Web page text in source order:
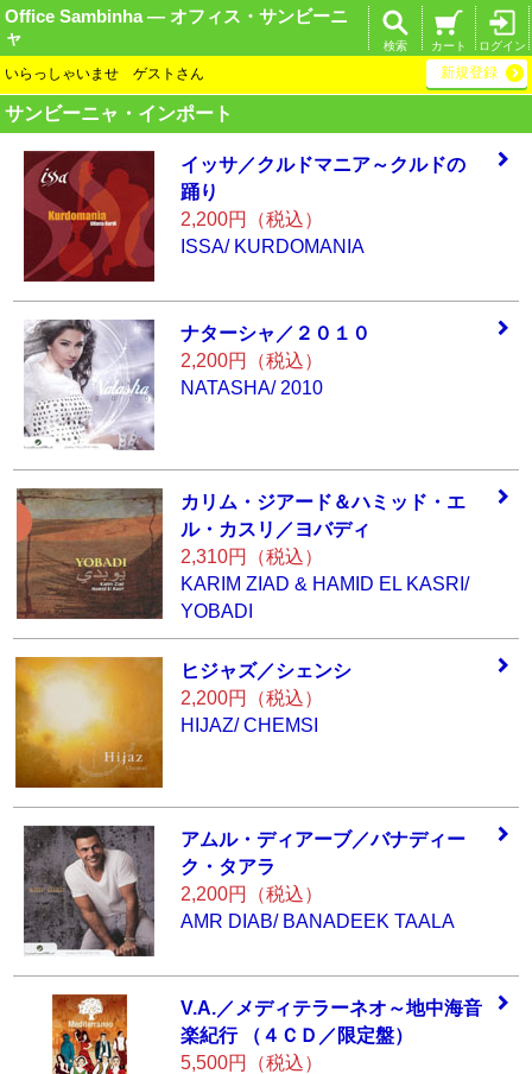
Office Sambinha ― オフィス・サンビーニ
ャ
ログイン
カート
検索
いらっしゃいませ ゲストさん 新規登録
サンビーニャ・インポート
イッサ／クルドマニア～クルドの
踊り
2,200円（税込）
ISSA/ KURDOMANIA
ナターシャ／２０ １０
2,200円（税込）
NATASHA/ 2010
カリム・ジアード ＆ハミッド・エ
ル・カスリ／ヨバディ
2,310円（税込）
KARIM ZIAD & HAMID EL KASRI/
YOBADI
ヒジャズ／シェンシ
2,200円（税込）
HIJAZ/ CHEMSI
アムル・ディアーブ／バナディー
ク ・タアラ
2,200円（税込）
AMR DIAB/ BANADEEK TAALA
V.A.／メディテラーネオ～地中海音
楽紀行 （４ＣＤ／ 限定盤）
5,500円（税込）